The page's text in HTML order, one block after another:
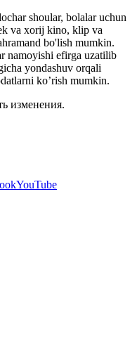
shoular, bolalar uchun
va xorij kino, klip va
bo'lish mumkin.
efirga uzatilib
yondashuv orqali
ko’rish mumkin.
изменения.
YouTube